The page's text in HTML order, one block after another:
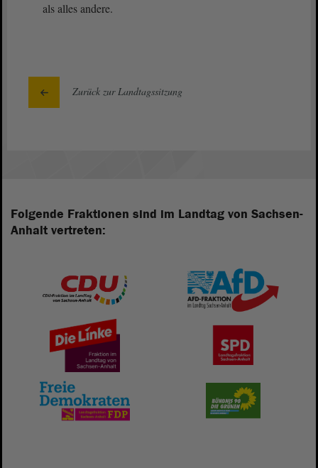
als alles andere.
Zurück zur Landtagssitzung
Folgende Fraktionen sind im Landtag von Sachsen-
Anhalt vertreten: